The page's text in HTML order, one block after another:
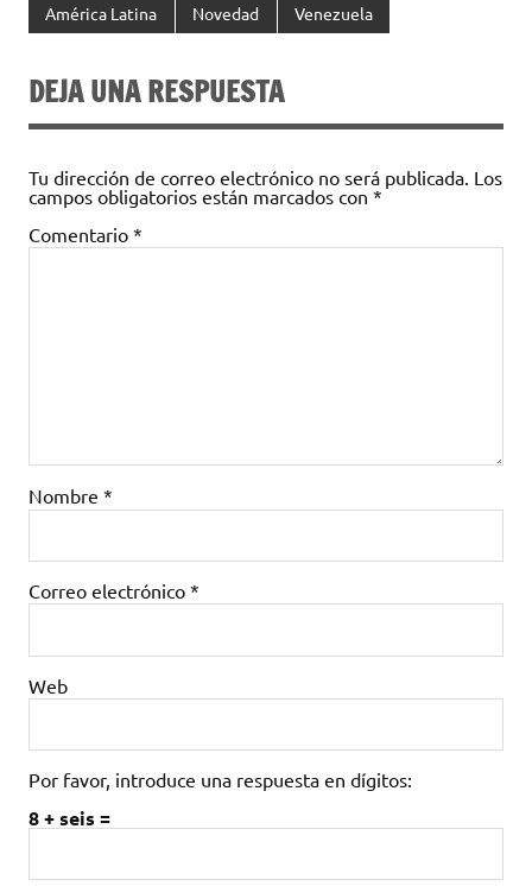
América Latina Novedad Venezuela
DEJA UNA RESPUESTA
Tu dirección de correo electrónico no será publicada. Los
campos obligatorios están marcados con *
Comentario *
Nombre *
Correo electrónico *
Web
Por favor, introduce una respuesta en dígitos:
8 + seis =